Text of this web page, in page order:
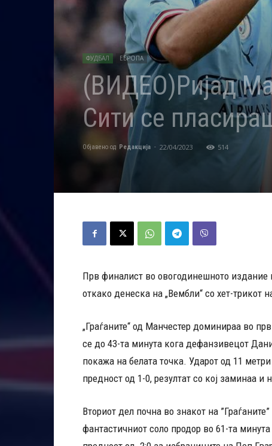
ФУДБАЛ ЕВРОПА
(ВИДЕО)Ријад
Сити се
Објавено од Редакција - 22/04/2023 514
Прв финалист во овогодинешното издание
откако денеска на „Вембли“ со хет-трикот
„Граѓаните“ од Манчестер доминираа во
се до 43-та минута кога дефанзивецот
покажа на белата точка. Ударот од 11
предност од 1-0, резултат со кој заминаа и
Вториот дел почна во знакот на
фантастичниот соло продор во 61-та